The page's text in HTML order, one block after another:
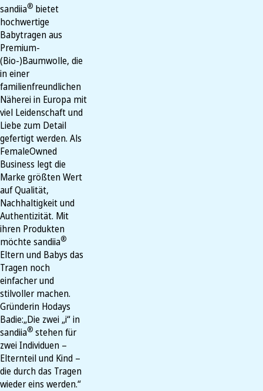
sandiia® bietet
hochwertige
Babytragen aus
Premium-
(Bio-)Baumwolle, die
in einer
familienfreundlichen
Näherei in Europa mit
viel Leidenschaft und
Liebe zum Detail
gefertigt werden. Als
FemaleOwned
Business legt die
Marke größten Wert
auf Qualität,
Nachhaltigkeit und
Authentizität. Mit
ihren Produkten
möchte sandiia®
Eltern und Babys das
Tragen noch
einfacher und
stilvoller machen.
Gründerin Hodays
Badie:„Die zwei „i“ in
sandiia® stehen für
zwei Individuen –
Elternteil und Kind –
die durch das Tragen
wieder eins werden.“